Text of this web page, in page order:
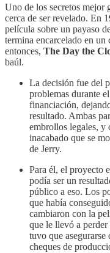
Uno de los secretos mejor
cerca de ser revelado. En
película sobre un payaso
termina encarcelado en
entonces, The Day the
baúl.
La decisión fue del
problemas durante
financiación,
resultado. Ambas
embrollos legales, y
inacabado que se
de Jerry.
Para él, el proyecto
podía ser un
público a eso. Los
que había
cambiaron con la
que le llevó a
tuvo que
cheques de